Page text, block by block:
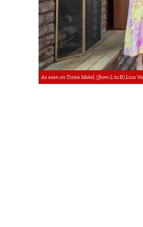
As seen on Trixie Motel, (from L to R) Lisa